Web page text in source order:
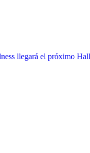
llegará el próximo